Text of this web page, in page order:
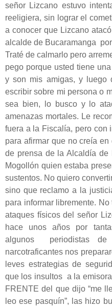
señor Lizcano estuvo
reeligiera, sin lograr el
a conocer que Lizcano
alcalde de Bucaramanga
Traté de calmarlo pero
pego porque usted tiene
y son mis amigas, y luego
escribir sobre mi persona o
sea bien, lo busco y lo
amenazas mortales. Le
fuera a la Fiscalía, pero con
para afirmar que no creía
de prensa de la Alcaldía
Mogollón quien estaba
sustentos. No quiero
sino que reclamo a la
para informar libremente.
ataques físicos del señor
hace unos años por
algunos periodistas de
narcotraficantes nos
leves estrategias de
que los insultos a la
FRENTE del que dijo “me
leo ese pasquín”, las hizo